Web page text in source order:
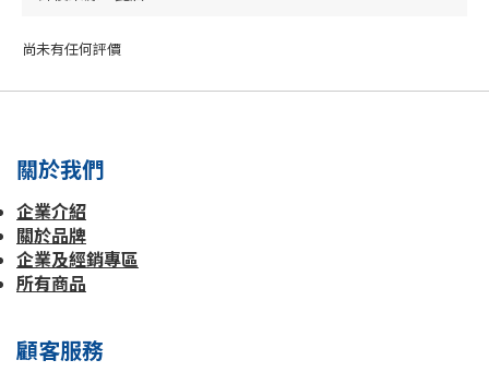
尚未有任何評價
關於我們
企業介紹
關於品牌
企業及經銷專區
所有商品
顧客服務